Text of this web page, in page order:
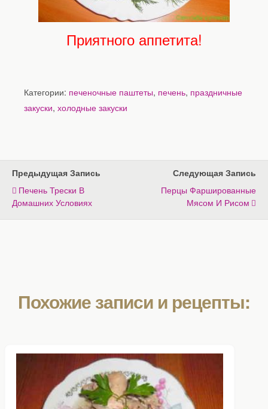
Приятного аппетита!
Категории: печеночные паштеты, печень, праздничные
закуски, холодные закуски
Предыдущая Запись
Печень Трески В
Домашних Условиях
Следующая Запись
Перцы Фаршированные
Мясом И Рисом
Похожие записи и рецепты: